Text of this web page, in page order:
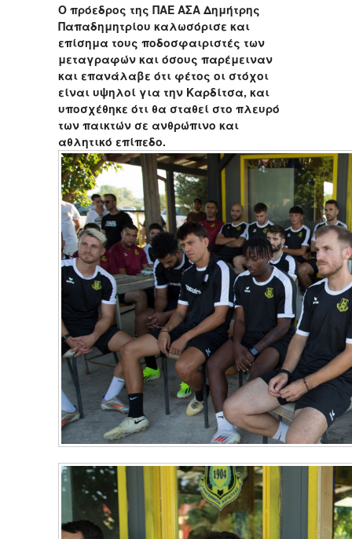
Ο πρόεδρος της ΠΑΕ ΑΣΑ Δημήτρης
Παπαδημητρίου καλωσόρισε και
επίσημα τους ποδοσφαιριστές των
μεταγραφών και όσους παρέμειναν
και επανάλαβε ότι φέτος οι στόχοι
είναι υψηλοί για την Καρδίτσα, και
υποσχέθηκε ότι θα σταθεί στο πλευρό
των παικτών σε ανθρώπινο και
αθλητικό επίπεδο.